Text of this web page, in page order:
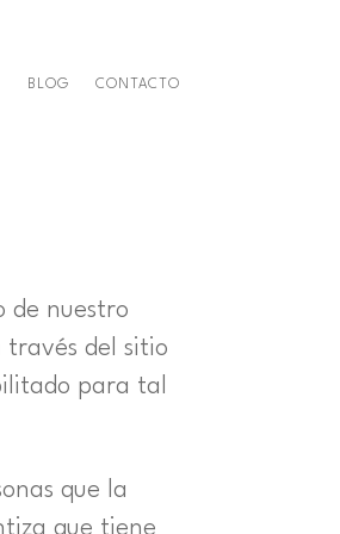
BLOG CONTACTO
de nuestro
del sitio
para tal
que la